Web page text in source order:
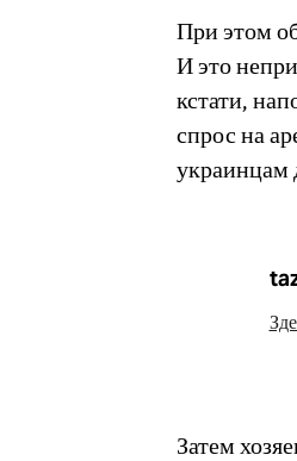
При этом
И это
кстати,
спрос на
украинцам
Затем